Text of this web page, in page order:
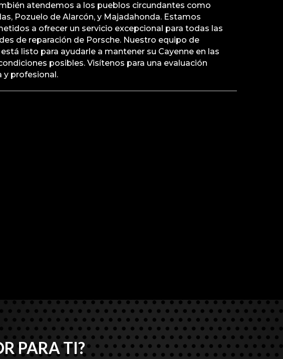
atendemos a los pueblos circundantes como
Pozuelo de Alarcón, y Majadahonda. Estamos
a ofrecer un servicio excepcional para todas las
de reparación de Porsche. Nuestro equipo de
listo para ayudarle a mantener su Cayenne en las
posibles. Visítenos para una evaluación
y profesional.
PARA TI?